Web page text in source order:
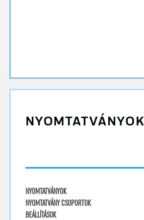
NYOMTATVÁNYOK
NYOMTATVÁNYOK
NYOMTATVÁNY CSOPORTOK
BEÁLLÍTÁSOK